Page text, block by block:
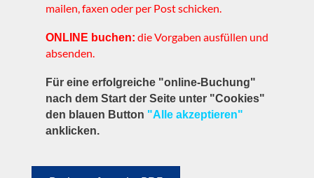
mailen, faxen oder per Post schicken.
ONLINE buchen: die Vorgaben ausfüllen und
absenden.
Für eine erfolgreiche "online-Buchung"
nach dem Start der Seite unter "Cookies"
den blauen Button "Alle akzeptieren"
anklicken.